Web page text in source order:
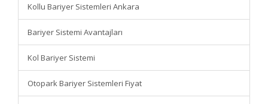
Kollu Bariyer Sistemleri Ankara
Bariyer Sistemi Avantajları
Kol Bariyer Sistemi
Otopark Bariyer Sistemleri Fiyat